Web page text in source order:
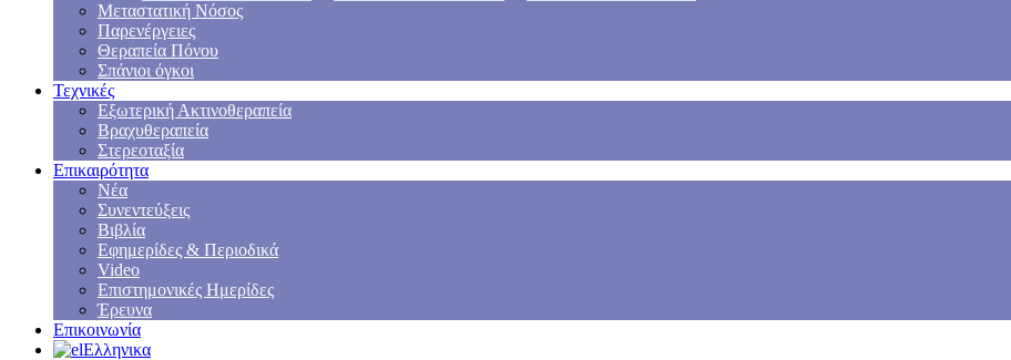
Μεταστατική Νόσος
Παρενέργειες
Θεραπεία Πόνου
Σπάνιοι όγκοι
Τεχνικές
Εξωτερική Ακτινοθεραπεία
Βραχυθεραπεία
Στερεοταξία
Επικαιρότητα
Νέα
Συνεντεύξεις
Βιβλία
Εφημερίδες & Περιοδικά
Video
Επιστημονικές Ημερίδες
Έρευνα
Επικοινωνία
Ελληνικα